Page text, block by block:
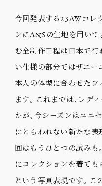
今回発表する23AWコレ
ンにA&Sの生地を用いて
む全制作工程は日本で行
い仕様の部分ではザニー
本人の体型に合わせたフ
ます。これまでは、レデ
たが、今シーズンはユニ
にとらわれない新たな表
回はもうひとつの試みも
にコレクションを着ても
という写真表現です。こ